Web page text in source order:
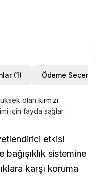
Yorumlar (1) Ödeme
olan kırmızı
için fayda sağlar.
etkisi
bağışıklık sistemine
karşı koruma